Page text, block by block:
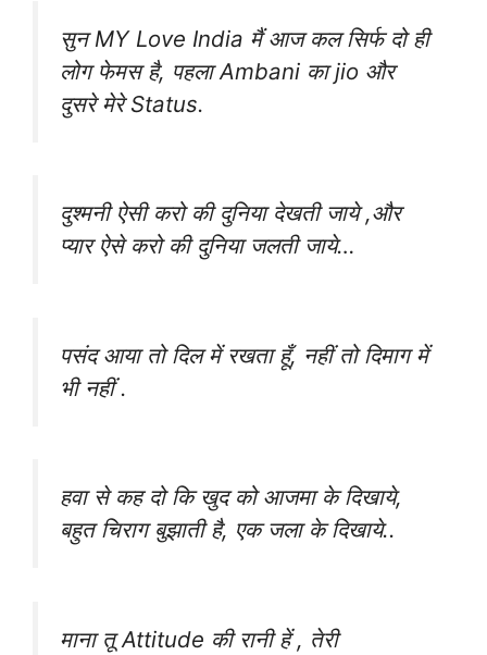
सुन MY Love India मैं आज कल सिर्फ दो ही
लोग फेमस है, पहला Ambani का jio और
दुसरे मेरे Status.
दुश्मनी ऐसी करो की दुनिया देखती जाये ,और
प्यार ऐसे करो की दुनिया जलती जाये…
पसंद आया तो दिल में रखता हूँ, नहीं तो दिमाग में
भी नहीं .
हवा से कह दो कि खुद को आजमा के दिखाये,
बहुत चिराग बुझाती है, एक जला के दिखाये..
माना तू Attitude की रानी हें , तेरी